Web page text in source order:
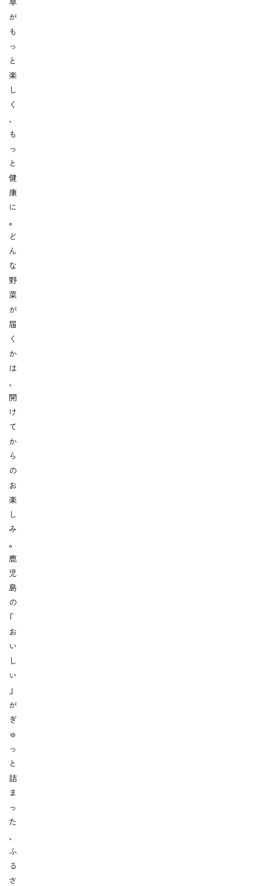
卓
が
も
っ
と
楽
し
く
、
も
っ
と
健
康
に
。
ど
ん
な
野
菜
が
届
く
か
は
、
開
け
て
か
ら
の
お
楽
し
み
。
鹿
児
島
の
「
お
い
し
い
」
が
ぎ
ゅ
っ
と
詰
ま
っ
た
、
ふ
る
さ